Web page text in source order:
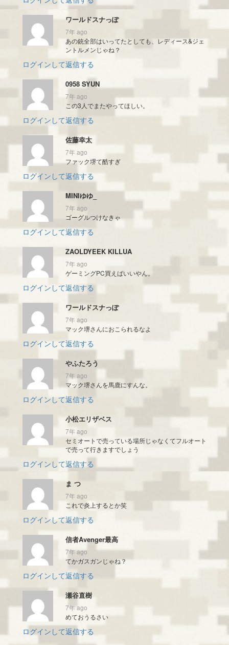
ワールドスナっぽ
7年 ago
あの銃全部はいってたとしても、レディース&ジェ
ントルメンじゃね？
ログインして返信する
0958 SYUN
7年 ago
この3人でまたやってほしい。
ログインして返信する
佐藤幸太
7年 ago
ファック堺て酷すぎ
ログインして返信する
MINIゆゆ_
7年 ago
ゴーグルつけなきゃ
ログインして返信する
ZAOLDYEEK KILLUA
7年 ago
ゲーミングPC買えばいいやん。
ログインして返信する
ワールドスナっぽ
7年 ago
マック堺さんにおこられるなよ
ログインして返信する
やふたろう
7年 ago
マック堺さんを馬鹿にすんな。
ログインして返信する
小松エリザベス
7年 ago
セミオートで売っている場所じゃなくてフルオート
で売って行きますでしょう
ログインして返信する
ま つ
7年 ago
これで炎上するとか笑
ログインして返信する
信者Avenger最高
7年 ago
てかガスガンじゃね？
ログインして返信する
瀬谷直樹
7年 ago
めておうるさい
ログインして返信する